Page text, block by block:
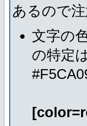
あるので
文字の
の特定